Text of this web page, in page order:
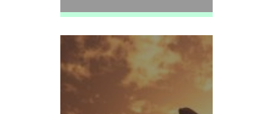
appellation donnée pour les
Ce terme regroupe
l’ensemble des chiens issus
de multiples croisements
mais nés dans ce même
cadre géographique. […]